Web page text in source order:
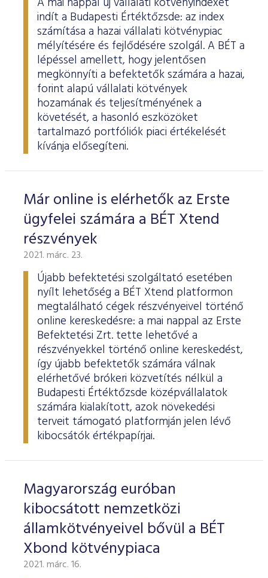
indít a Budapesti Értéktőzsde: az index
számítása a hazai vállalati kötvénypiac
mélyítésére és fejlődésére szolgál. A BÉT a
lépéssel amellett, hogy jelentősen
megkönnyíti a befektetők számára a hazai,
forint alapú vállalati kötvények
hozamának és teljesítményének a
követését, a hasonló eszközöket
tartalmazó portfóliók piaci értékelését
kívánja elősegíteni.
Már online is elérhetők az Erste
ügyfelei számára a BÉT Xtend
részvények
2021. márc. 23.
Újabb befektetési szolgáltató esetében
nyílt lehetőség a BÉT Xtend platformon
megtalálható cégek részvényeivel történő
online kereskedésre: a mai nappal az Erste
Befektetési Zrt. tette lehetővé a
részvényekkel történő online kereskedést,
így újabb befektetők számára válnak
elérhetővé brókeri közvetítés nélkül a
Budapesti Értéktőzsde középvállalatok
számára kialakított, azok növekedési
terveit támogató platformján jelen lévő
kibocsátók értékpapírjai.
Magyarország euróban
kibocsátott nemzetközi
államkötvényeivel bővül a BÉT
Xbond kötvénypiaca
2021. márc. 16.